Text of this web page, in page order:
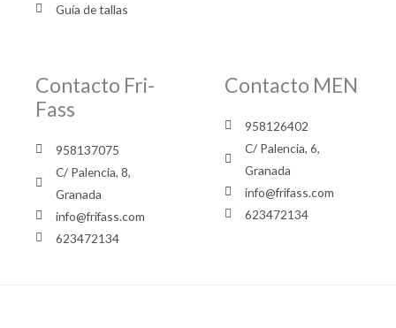
Guía de tallas
Contacto Fri-
Fass
958137075
C/ Palencia, 8,
Granada
info@frifass.com
623472134
Contacto MEN
958126402
C/ Palencia, 6,
Granada
info@frifass.com
623472134